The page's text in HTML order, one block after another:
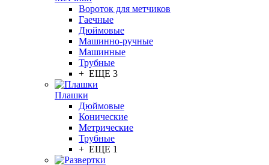
Вороток для метчиков
Гаечные
Дюймовые
Машинно-ручные
Машинные
Трубные
+ ЕЩЕ 3
Плашки
Дюймовые
Конические
Метрические
Трубные
+ ЕЩЕ 1